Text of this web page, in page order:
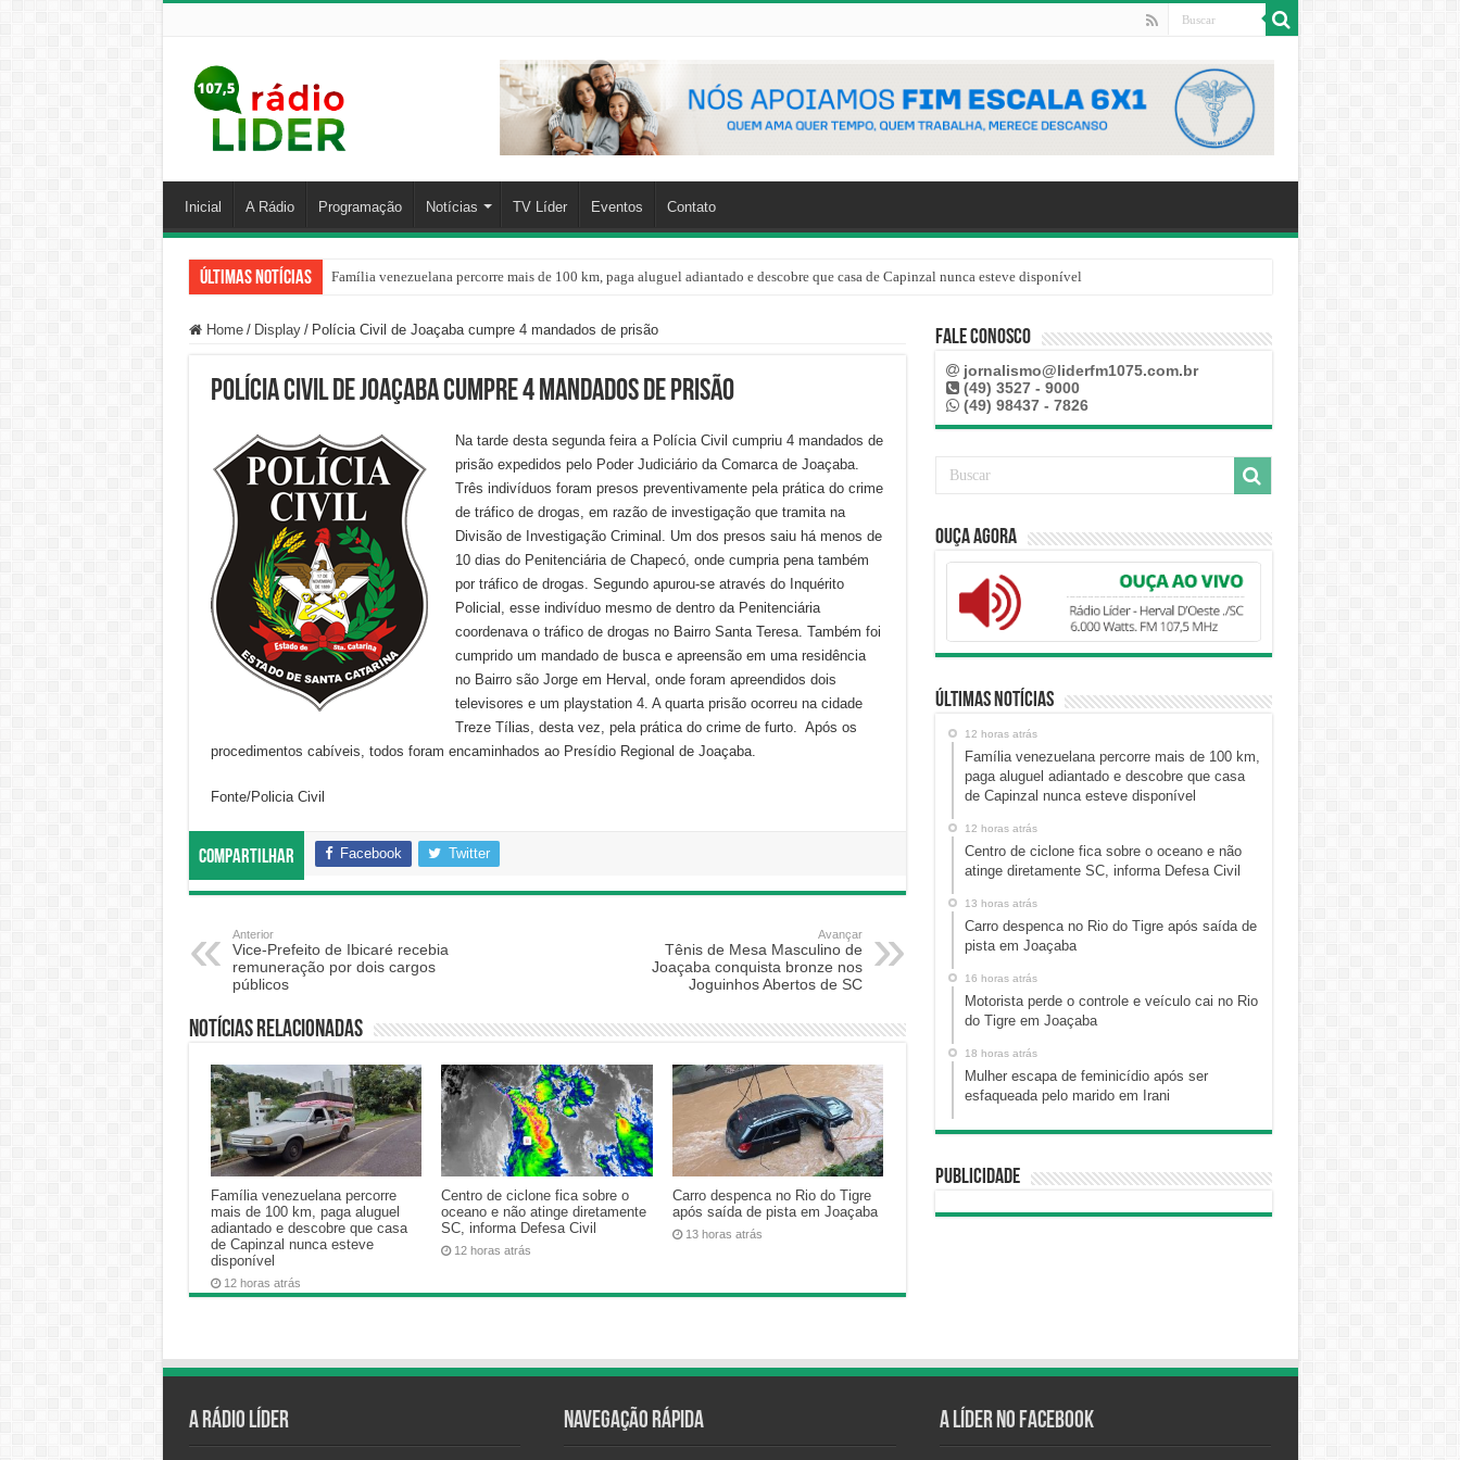
Inicial A Rádio Programação Notícias TV Líder Eventos Contato
Últimas Notícias Família venezuelana percorre mais de 100 km, paga aluguel adiantado e descobre que casa de Capinzal nunca esteve disponível
Home / Display / Polícia Civil de Joaçaba cumpre 4 mandados de prisão
Polícia Civil de Joaçaba cumpre 4 mandados de prisão
Na tarde desta segunda feira a Polícia Civil cumpriu 4 mandados de
prisão expedidos pelo Poder Judiciário da Comarca de Joaçaba.
Três indivíduos foram presos preventivamente pela prática do crime
de tráfico de drogas, em razão de investigação que tramita na
Divisão de Investigação Criminal. Um dos presos saiu há menos de
10 dias do Penitenciária de Chapecó, onde cumpria pena também
por tráfico de drogas. Segundo apurou-se através do Inquérito
Policial, esse indivíduo mesmo de dentro da Penitenciária
coordenava o tráfico de drogas no Bairro Santa Teresa. Também foi
cumprido um mandado de busca e apreensão em uma residência
no Bairro são Jorge em Herval, onde foram apreendidos dois
televisores e um playstation 4. A quarta prisão ocorreu na cidade
Treze Tílias, desta vez, pela prática do crime de furto. Após os
procedimentos cabíveis, todos foram encaminhados ao Presídio Regional de Joaçaba.
Fonte/Policia Civil
Compartilhar Facebook Twitter
Anterior
Vice-Prefeito de Ibicaré recebia
remuneração por dois cargos
públicos
Avançar
Tênis de Mesa Masculino de
Joaçaba conquista bronze nos
Joguinhos Abertos de SC
Notícias relacionadas
Família venezuelana percorre
mais de 100 km, paga aluguel
adiantado e descobre que casa
de Capinzal nunca esteve
disponível
12 horas atrás
Centro de ciclone fica sobre o
oceano e não atinge diretamente
SC, informa Defesa Civil
12 horas atrás
Carro despenca no Rio do Tigre
após saída de pista em Joaçaba
13 horas atrás
Fale Conosco
jornalismo@liderfm1075.com.br
(49) 3527 - 9000
(49) 98437 - 7826
Ouça Agora
Últimas Notícias
12 horas atrás
Família venezuelana percorre mais de 100 km,
paga aluguel adiantado e descobre que casa
de Capinzal nunca esteve disponível
12 horas atrás
Centro de ciclone fica sobre o oceano e não
atinge diretamente SC, informa Defesa Civil
13 horas atrás
Carro despenca no Rio do Tigre após saída de
pista em Joaçaba
16 horas atrás
Motorista perde o controle e veículo cai no Rio
do Tigre em Joaçaba
18 horas atrás
Mulher escapa de feminicídio após ser
esfaqueada pelo marido em Irani
Publicidade
A Rádio Líder Navegação Rápida A Líder no Facebook